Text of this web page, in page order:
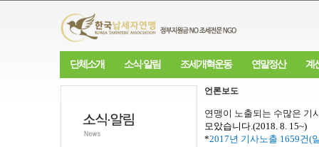
단체소개 소식·알림 조세개혁운동 연말정산 계
언론보도
연맹이 노출되는 수많은 기
모았습니다.(2018. 8. 15~)
*2017년 기사노출 1659건(